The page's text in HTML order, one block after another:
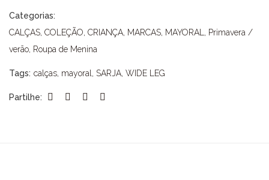
Categorias:
CALÇAS, COLEÇÃO, CRIANÇA, MARCAS, MAYORAL, Primavera /
verão, Roupa de Menina
Tags: calças, mayoral , SARJA, WIDE LEG
Partilhe: